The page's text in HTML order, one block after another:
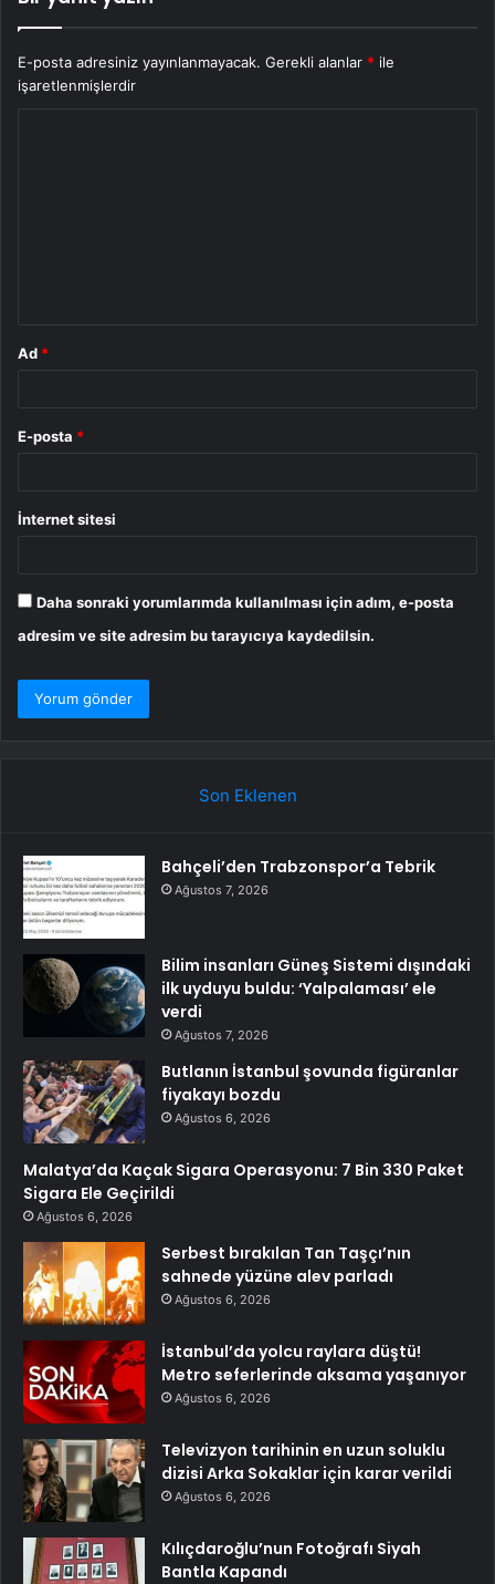
E-posta adresiniz yayınlanmayacak. Gerekli alanlar * ile
işaretlenmişlerdir
Ad *
E-posta *
İnternet sitesi
Daha sonraki yorumlarımda kullanılması için adım, e-posta
adresim ve site adresim bu tarayıcıya kaydedilsin.
Son Eklenen
Bahçeli’den Trabzonspor’a Tebrik
Ağustos 7, 2026
Bilim insanları Güneş Sistemi dışındaki
ilk uyduyu buldu: ‘Yalpalaması’ ele
verdi
Ağustos 7, 2026
Butlanın İstanbul şovunda figüranlar
fiyakayı bozdu
Ağustos 6, 2026
Malatya’da Kaçak Sigara Operasyonu: 7 Bin 330 Paket
Sigara Ele Geçirildi
Ağustos 6, 2026
Serbest bırakılan Tan Taşçı’nın
sahnede yüzüne alev parladı
Ağustos 6, 2026
İstanbul’da yolcu raylara düştü!
Metro seferlerinde aksama yaşanıyor
Ağustos 6, 2026
Televizyon tarihinin en uzun soluklu
dizisi Arka Sokaklar için karar verildi
Ağustos 6, 2026
Kılıçdaroğlu’nun Fotoğrafı Siyah
Bantla Kapandı